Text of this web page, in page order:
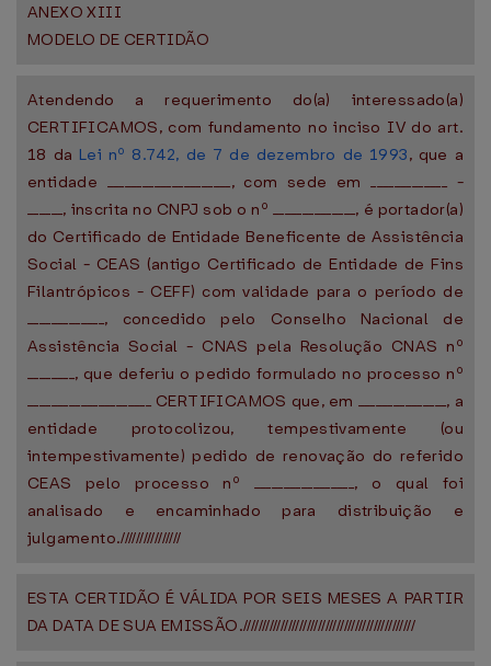
ANEXO XIII
MODELO DE CERTIDÃO
Atendendo a requerimento do(a) interessado(a)
CERTIFICAMOS, com fundamento no inciso IV do art.
18 da Lei nº 8.742, de 7 de dezembro de 1993, que a
entidade _____________________, com sede em _____________ -
______, inscrita no CNPJ sob o nº ______________, é portador(a)
do Certificado de Entidade Beneficente de Assistência
Social - CEAS (antigo Certificado de Entidade de Fins
Filantrópicos - CEFF) com validade para o período de
_____________, concedido pelo Conselho Nacional de
Assistência Social - CNAS pela Resolução CNAS nº
________, que deferiu o pedido formulado no processo nº
_____________________ CERTIFICAMOS que, em _______________, a
entidade protocolizou, tempestivamente (ou
intempestivamente) pedido de renovação do referido
CEAS pelo processo nº _________________, o qual foi
analisado e encaminhado para distribuição e
julgamento.////////////////
ESTA CERTIDÃO É VÁLIDA POR SEIS MESES A PARTIR
DA DATA DE SUA EMISSÃO.//////////////////////////////////////////////